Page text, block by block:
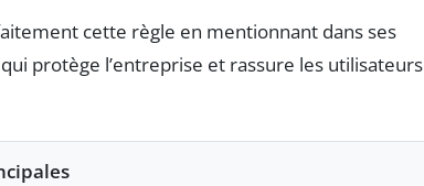
cette règle en mentionnant dans ses
protège l’entreprise et rassure les utilisateurs